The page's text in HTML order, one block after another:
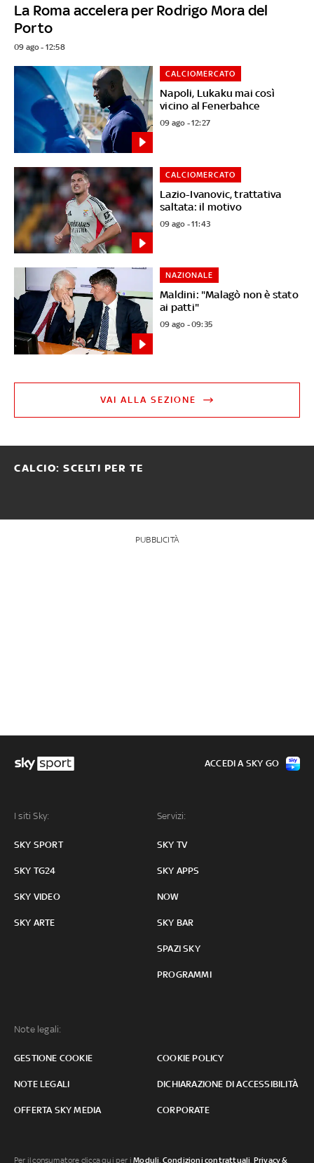
La Roma accelera per Rodrigo Mora del
Porto
09 ago - 12:58
Napoli, Lukaku mai così
vicino al Fenerbahce
CALCIOMERCATO
09 ago - 12:27
Lazio-Ivanovic, trattativa
saltata: il motivo
CALCIOMERCATO
09 ago - 11:43
Maldini: "Malagò non è stato
ai patti"
NAZIONALE
09 ago - 09:35
VAI ALLA SEZIONE
CALCIO: SCELTI PER TE
PUBBLICITÀ
I siti Sky:
SKY SPORT
SKY TG24
SKY VIDEO
SKY ARTE
Servizi:
SKY TV
SKY APPS
NOW
SKY BAR
SPAZI SKY
PROGRAMMI
Note legali:
GESTIONE COOKIE COOKIE POLICY
NOTE LEGALI DICHIARAZIONE DI ACCESSIBILITÀ
OFFERTA SKY MEDIA CORPORATE
ACCEDI A SKY GO
Per il consumatore clicca qui per iModuli, Condizioni contrattuali, Privacy &